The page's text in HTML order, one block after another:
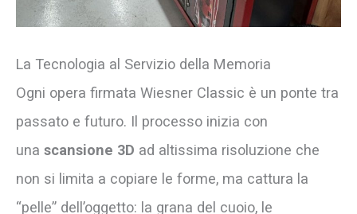
La Tecnologia al Servizio della Memoria
Ogni opera firmata Wiesner Classic è un ponte tra
passato e futuro. Il processo inizia con
una scansione 3D ad altissima risoluzione che
non si limita a copiare le forme, ma cattura la
“pelle” dell’oggetto: la grana del cuoio, le